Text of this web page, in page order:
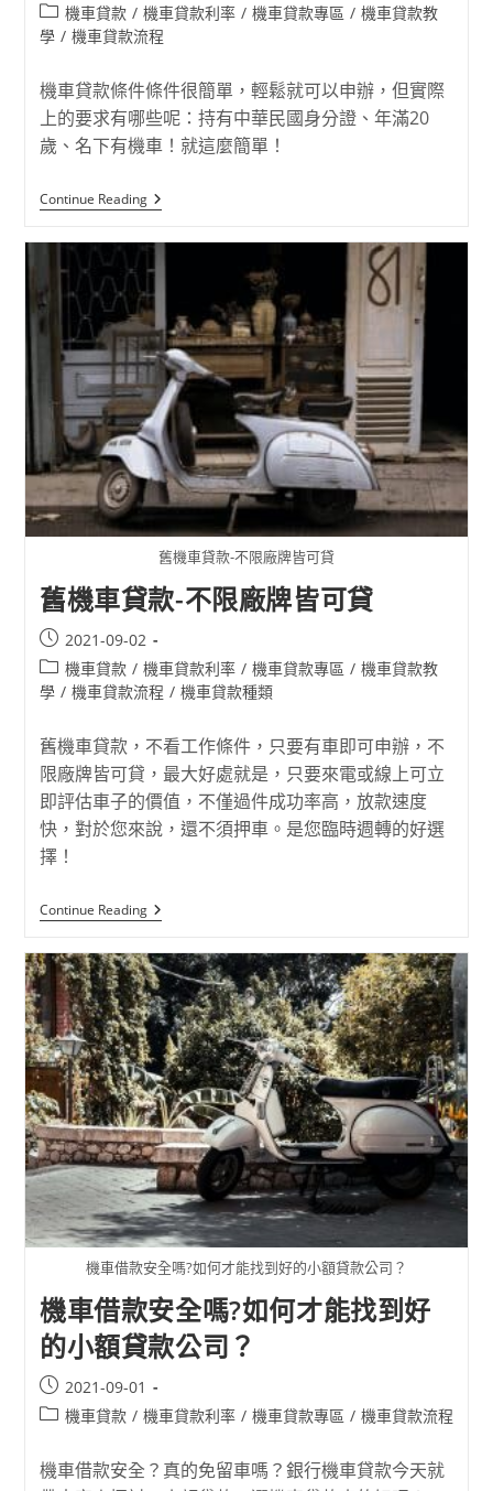
機車貸款 / 機車貸款利率 / 機車貸款專區 / 機車貸款教
學 / 機車貸款流程
機車貸款條件條件很簡單，輕鬆就可以申辦，但實際
上的要求有哪些呢：持有中華民國身分證、年滿20
歲、名下有機車！就這麼簡單！
Continue Reading
舊機車貸款-不限廠牌皆可貸
舊機車貸款-不限廠牌皆可貸
2021-09-02
機車貸款 / 機車貸款利率 / 機車貸款專區 / 機車貸款教
學 / 機車貸款流程 / 機車貸款種類
舊機車貸款，不看工作條件，只要有車即可申辦，不
限廠牌皆可貸，最大好處就是，只要來電或線上可立
即評估車子的價值，不僅過件成功率高，放款速度
快，對於您來說，還不須押車。是您臨時週轉的好選
擇！
Continue Reading
機車借款安全嗎?如何才能找到好的小額貸款公司？
機車借款安全嗎?如何才能找到好
的小額貸款公司？
2021-09-01
機車貸款 / 機車貸款利率 / 機車貸款專區 / 機車貸款流程
機車借款安全？真的免留車嗎？銀行機車貸款今天就